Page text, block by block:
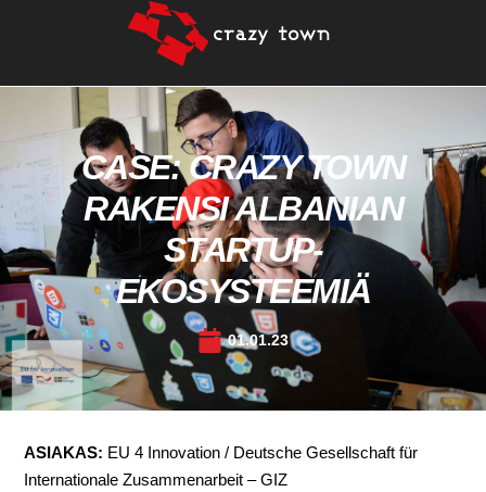
CASE: CRAZY TOWN
RAKENSI ALBANIAN
STARTUP-
EKOSYSTEEMIÄ
01.01.23
ASIAKAS: EU 4 Innovation / Deutsche Gesellschaft für
Internationale Zusammenarbeit – GIZ